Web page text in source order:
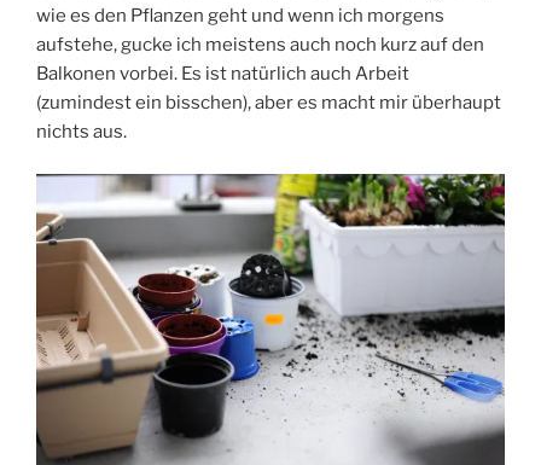
wie es den Pflanzen geht und wenn ich morgens
aufstehe, gucke ich meistens auch noch kurz auf den
Balkonen vorbei. Es ist natürlich auch Arbeit
(zumindest ein bisschen), aber es macht mir überhaupt
nichts aus.